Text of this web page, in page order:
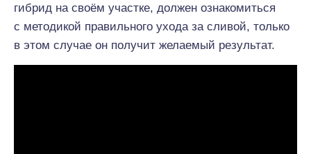
гибрид на своём участке, должен ознакомиться
с методикой правильного ухода за сливой, только
в этом случае он получит желаемый результат.